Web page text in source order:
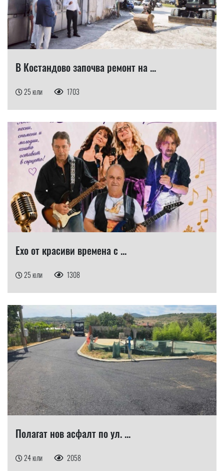
В Костандово започва ремонт на ...
25 юли 1703
Ехо от красиви времена с ...
25 юли 1308
Полагат нов асфалт по ул. ...
24 юли 2058